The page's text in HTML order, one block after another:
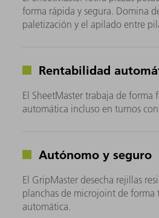
forma rápida y segura. Domina
paletización y el apilado entre
Rentabilidad
El SheetMaster trabaja de forma
automática incluso en turnos
Autónomo y seguro
El GripMaster desecha rejillas
planchas de microjoint de forma
automática.